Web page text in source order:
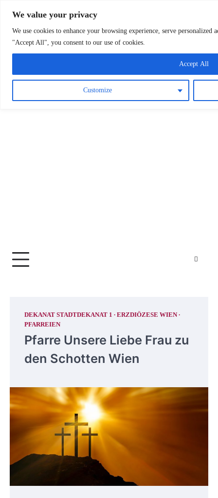
We value your privacy
We use cookies to enhance your browsing experience, serve
"Accept All", you consent to our use of cookies.
Customize
Accept All
content
Osterreichische Pfarreie
DEKANAT STADTDEKANAT 1
ERZDIÖZESE WIEN
PFARREIEN
Pfarre Unsere Liebe Frau zu
den Schotten Wien